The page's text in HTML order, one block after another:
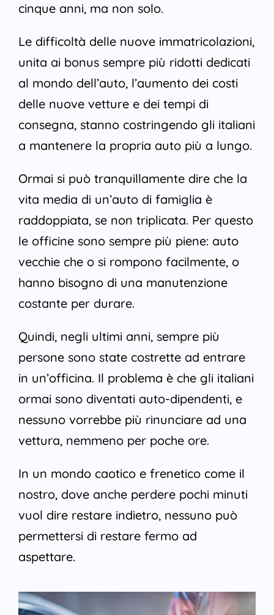
cinque anni, ma non solo.
Le difficoltà delle nuove immatricolazioni,
unita ai bonus sempre più ridotti dedicati
al mondo dell’auto, l’aumento dei costi
delle nuove vetture e dei tempi di
consegna, stanno costringendo gli italiani
a mantenere la propria auto più a lungo.
Ormai si può tranquillamente dire che la
vita media di un’auto di famiglia è
raddoppiata, se non triplicata. Per questo
le officine sono sempre più piene: auto
vecchie che o si rompono facilmente, o
hanno bisogno di una manutenzione
costante per durare.
Quindi, negli ultimi anni, sempre più
persone sono state costrette ad entrare
in un’officina. Il problema è che gli italiani
ormai sono diventati auto-dipendenti, e
nessuno vorrebbe più rinunciare ad una
vettura, nemmeno per poche ore.
In un mondo caotico e frenetico come il
nostro, dove anche perdere pochi minuti
vuol dire restare indietro, nessuno può
permettersi di restare fermo ad
aspettare.